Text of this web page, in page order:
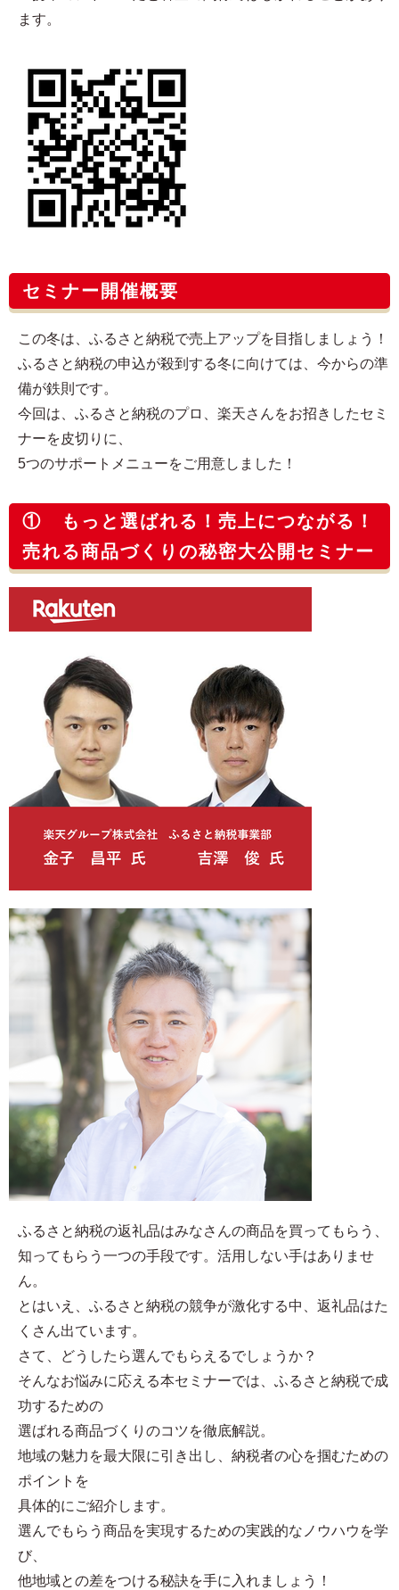
ます。
セミナー開催概要
この冬は、ふるさと納税で売上アップを目指しましょう！
ふるさと納税の申込が殺到する冬に向けては、今からの準
備が鉄則です。
今回は、ふるさと納税のプロ、楽天さんをお招きしたセミ
ナーを皮切りに、
5つのサポートメニューをご用意しました！
① もっと選ばれる！売上につながる！
売れる商品づくりの秘密大公開セミナー
ふるさと納税の返礼品はみなさんの商品を買ってもらう、
知ってもらう一つの手段です。活用しない手はありませ
ん。
とはいえ、ふるさと納税の競争が激化する中、返礼品はた
くさん出ています。
さて、どうしたら選んでもらえるでしょうか？
そんなお悩みに応える本セミナーでは、ふるさと納税で成
功するための
選ばれる商品づくりのコツを徹底解説。
地域の魅力を最大限に引き出し、納税者の心を掴むための
ポイントを
具体的にご紹介します。
選んでもらう商品を実現するための実践的なノウハウを学
び、
他地域との差をつける秘訣を手に入れましょう！